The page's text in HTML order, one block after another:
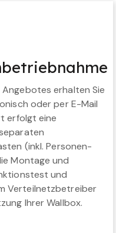
erhalten Sie
oder per E-Mail
erfolgt eine
(inkl. Personen-
Montage und
und
Verteilnetzbetreiber
Ihrer Wallbox.